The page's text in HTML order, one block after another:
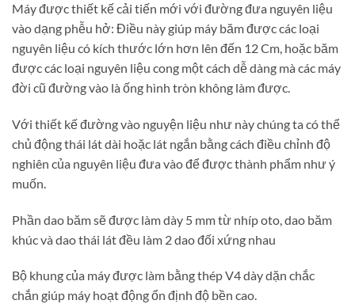
Máy được thiết kế cải tiến mới với đường đưa nguyên liệu
vào dạng phễu hở: Điều này giúp máy băm được các loại
nguyên liệu có kích thước lớn hơn lên đến 12 Cm, hoặc băm
được các loại nguyên liệu cong một cách dễ dàng mà các máy
đời cũ đường vào là ống hình tròn không làm được.
Với thiết kế đường vào nguyện liệu như này chúng ta có thể
chủ động thái lát dài hoặc lát ngắn bằng cách điều chỉnh độ
nghiên của nguyên liệu đưa vào để được thành phẩm như ý
muốn.
Phần dao băm sẽ được làm dày 5 mm từ nhíp oto, dao băm
khúc và dao thái lát đều làm 2 dao đối xứng nhau
Bộ khung của máy được làm bằng thép V4 dày dặn chắc
chắn giúp máy hoạt động ổn định độ bền cao.